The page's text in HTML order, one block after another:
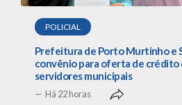
POLICIAL
Prefeitura de Porto Murtinho e
convênio para oferta de crédito
servidores municipais
Há 22 horas